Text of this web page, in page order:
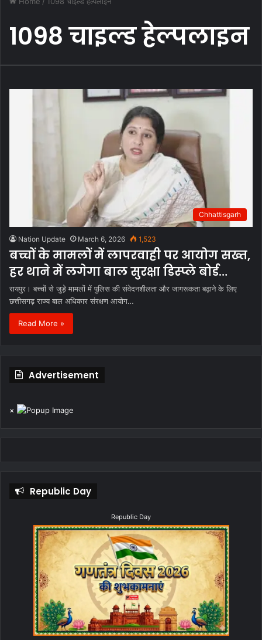
1098 चाइल्ड हेल्पलाइन
Chhattisgarh
Nation Update March 6, 2026 1,523
बच्चों के मामलों में लापरवाही पर आयोग सख्त,
हर थाने में लगेगा बाल सुरक्षा डिस्प्ले बोर्ड…
रायपुर। बच्चों से जुड़े मामलों में पुलिस की संवेदनशीलता और जागरूकता बढ़ाने के लिए
छत्तीसगढ़ राज्य बाल अधिकार संरक्षण आयोग…
Read More »
Advertisement
×
Republic Day
Republic Day